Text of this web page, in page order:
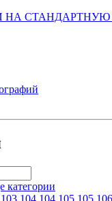
НА
категории
103 104 104 105 105 106